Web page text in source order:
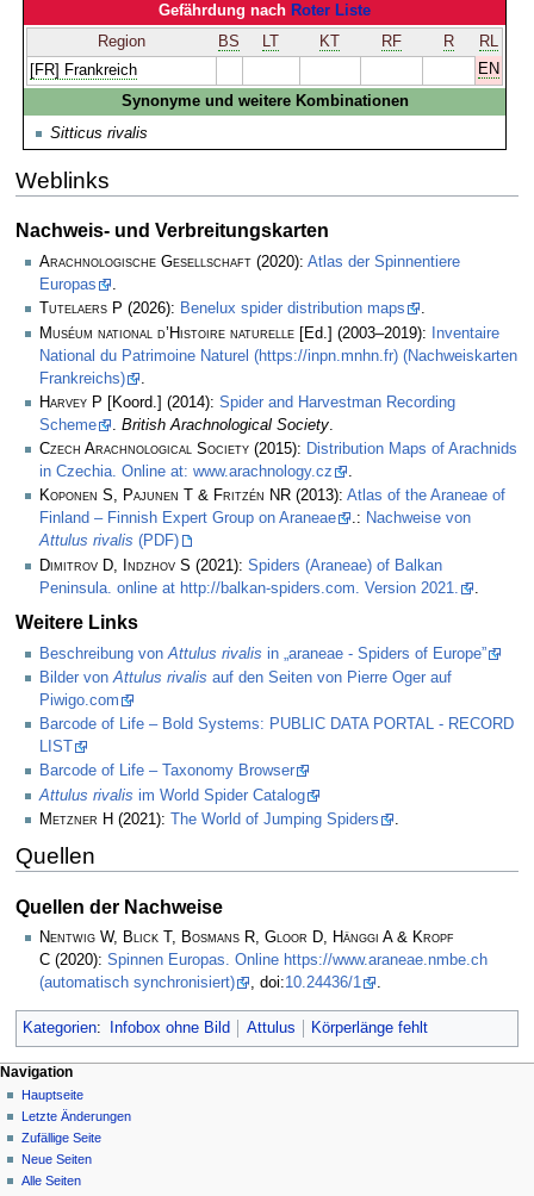
Gefährdung nach Roter Liste
Region
BS LT KT RF R
RL
[FR] Frankreich
EN
Synonyme und weitere Kombinationen
Sitticus rivalis
Weblinks
Nachweis- und Verbreitungskarten
Arachnologische Gesellschaft (2020): Atlas der Spinnentiere
Europas
.
Tutelaers P (2026): Benelux spider distribution maps
.
Muséum national d’Histoire naturelle [Ed.] (2003–2019):
Inventaire
National du Patrimoine Naturel (https://inpn.mnhn.fr) (Nachweiskarten
Frankreichs)
Harvey P [Koord.] (2014): Spider and Harvestman Recording
Scheme
. British Arachnological Society.
Czech Arachnological Society (2015): Distribution Maps of Arachnids
in Czechia. Online at: www.arachnology.cz
.
Koponen S, Pajunen T & Fritzén NR (2013): Atlas of the Araneae of
Finland – Finnish Expert Group on Araneae
.: Nachweise von
Attulus rivalis (PDF)
Dimitrov D, Indzhov S (2021): Spiders (Araneae) of Balkan
Peninsula. online at http://balkan-spiders.com. Version 2021.
Weitere Links
Beschreibung von Attulus rivalis in „araneae - Spiders of Europe”
Bilder vonAttulus rivalis auf den Seiten von Pierre Oger auf
Piwigo.com
Barcode of Life – Bold Systems: PUBLIC DATA PORTAL - RECORD
LIST
Barcode of Life – Taxonomy Browser
Attulus rivalis im World Spider Catalog
Metzner H (2021): The World of Jumping Spiders .
Quellen
Quellen der Nachweise
Nentwig W, Blick T, Bosmans R, Gloor D, Hänggi A & Kropf
C (2020): Spinnen Europas. Online https://www.araneae.nmbe.ch
(automatisch synchronisiert)
, doi:10.24436/1 .
Kategorien: Infobox ohne Bild Attulus Körperlänge fehlt
Navigation
Hauptseite
Letzte Änderungen
Zufällige Seite
Neue Seiten
Alle Seiten